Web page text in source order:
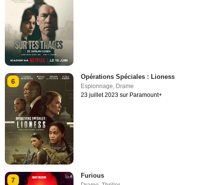
6
Opérations Spéciales : Lioness
Espionnage, Drame
23 juillet 2023 sur Paramount+
7
Furious